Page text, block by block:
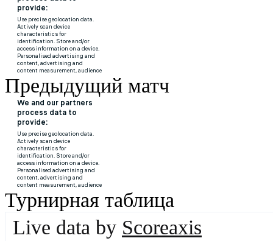
Предыдущий матч
Турнирная таблица
Live data by Scoreaxis